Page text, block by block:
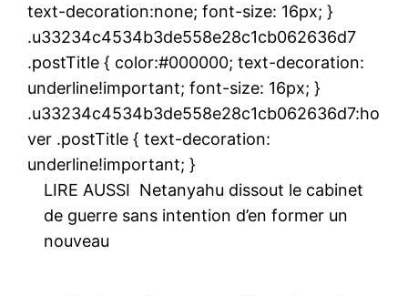
text-decoration:none; font-size: 16px; }
.u33234c4534b3de558e28c1cb062636d7
.postTitle { color:#000000; text-decoration:
underline!important; font-size: 16px; }
.u33234c4534b3de558e28c1cb062636d7:ho
ver .postTitle { text-decoration:
underline!important; }
LIRE AUSSI Netanyahu dissout le cabinet
de guerre sans intention d’en former un
nouveau